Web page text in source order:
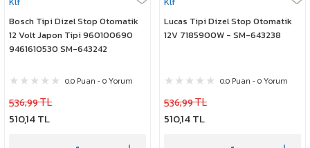
Bosch Tipi Dizel Stop Otomatik
12 Volt Japon Tipi 960100690
9461610530 SM-643242
0.0 Puan - 0 Yorum
536,99 TL
510,14 TL
Lucas Tipi Dizel Stop Otomatik
12V 7185900W - SM-643238
0.0 Puan - 0 Yorum
536,99 TL
510,14 TL